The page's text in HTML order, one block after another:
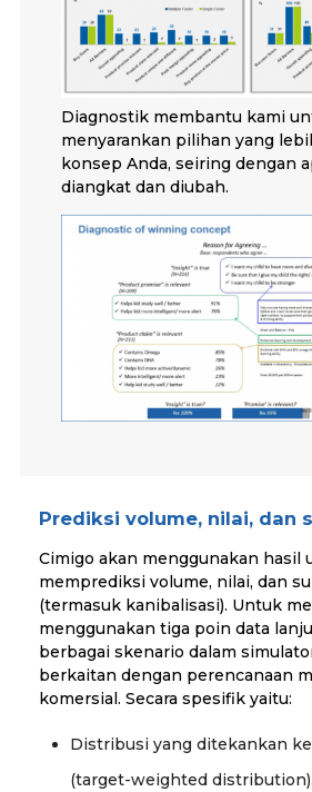
Diagnostik membantu kami
menyarankan pilihan yang
konsep Anda, seiring dengan
diangkat dan diubah.
Prediksi volume, nilai, dan
Cimigo akan menggunakan hasil
memprediksi volume, nilai, dan
(termasuk kanibalisasi). Untuk
menggunakan tiga poin data
berbagai skenario dalam
berkaitan dengan perencanaan
komersial. Secara spesifik yaitu:
Distribusi yang ditekankan
(target-weighted distribution).